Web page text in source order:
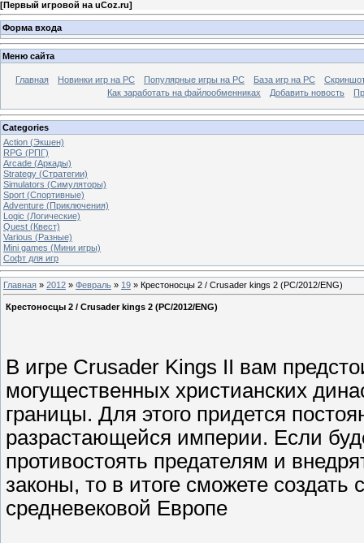
[Первый игровой на uCoz.ru]
Форма входа
Меню сайта
Главная Новинки игр на PC Популярные игры на PC База игр на РС
Как заработать на файлообменниках
Добавить новость
Categories
Action (Экшен)
RPG (РПГ)
Arcade (Аркады)
Strategy (Стратегии)
Simulators (Симуляторы)
Sport (Спортивные)
Adventure (Приключения)
Logic (Логические)
Quest (Квест)
Various (Разные)
Mini games (Мини игры)
Софт для игр
Главная » 2012 » Февраль » 19 » Крестоносцы 2 / Crusader kings 2 (PC/2012/ENG)
Крестоносцы 2 / Crusader kings 2 (PC/2012/ENG)
В игре Crusader Kings II вам
могущественных христианских
границы. Для этого придется
разрастающейся империи. Если
противостоять предателям и
законы, то в итоге сможете
средневековой Европе